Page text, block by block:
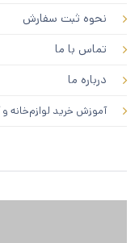
نحوه ثبت سفارش
تماس با ما
درباره ما
آموزش خرید لوازم‌خانه و